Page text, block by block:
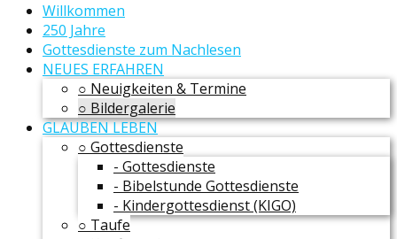
Willkommen
250 Jahre
Gottesdienste zum Nachlesen
NEUES ERFAHREN
○ Neuigkeiten & Termine
○ Bildergalerie
GLAUBEN LEBEN
○ Gottesdienste
- Gottesdienste
- Bibelstunde Gottesdienste
- Kindergottesdienst (KIGO)
○ Taufe